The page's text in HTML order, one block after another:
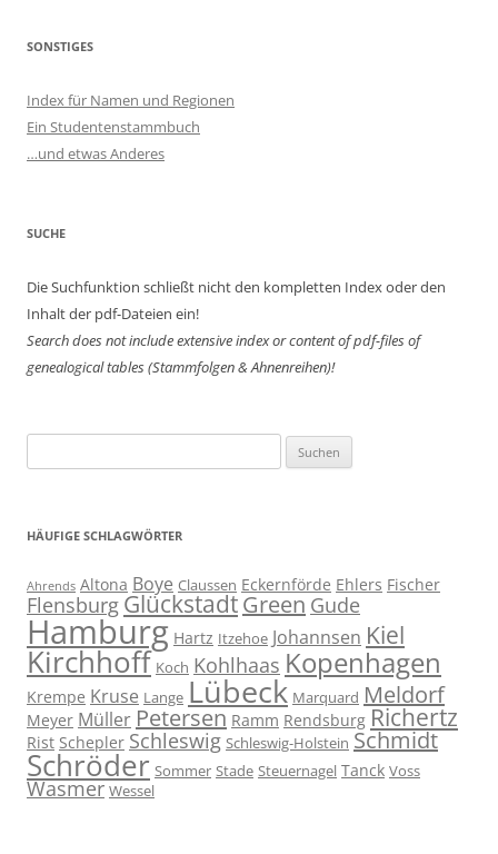
SONSTIGES
Index für Namen und Regionen
Ein Studentenstammbuch
…und etwas Anderes
SUCHE
Die Suchfunktion schließt nicht den kompletten Index oder den
Inhalt der pdf-Dateien ein!
Search does not include extensive index or content ofpdf-files of
genealogical tables (Stammfolgen & Ahnenreihen)!
nach:
HÄUFIGE SCHLAGWÖRTER
Ahrends Altona Boye Claussen Eckernförde Ehlers Fischer
Flensburg GlückstadtGreen Gude
Hamburg Hartz Itzehoe Johannsen Kiel
Kirchhoff Koch Kohlhaas Kopenhagen
Krempe Kruse Lange Lübeck Marquard Meldorf
Meyer Müller Petersen Ramm Rendsburg Richertz
Rist Schepler Schleswig Schleswig-Holstein Schmidt
Schröder Sommer Stade Steuernagel Tanck Voss
Wasmer Wessel